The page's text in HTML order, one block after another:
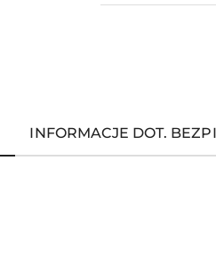
INFORMACJE DOT.